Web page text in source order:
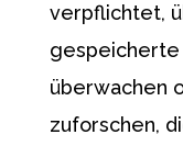
verpflichtet,
überwachen
zuforschen,